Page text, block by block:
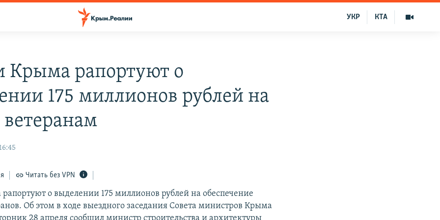
КТА
УКР
Крыма рапортуют о
175 миллионов рублей на
Читать без VPN
о выделении 175 миллионов рублей на обеспечение
Об этом в ходе выездного заседания Совета министров Крыма